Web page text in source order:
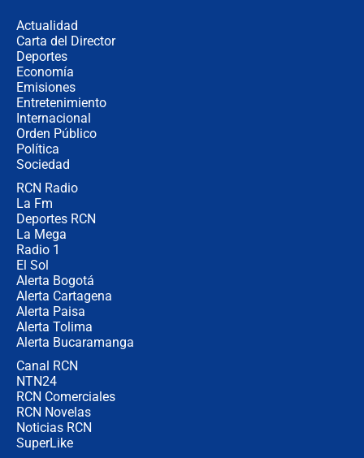
Actualidad
Carta del Director
Deportes
Economía
Emisiones
Entretenimiento
Internacional
Orden Público
Política
Sociedad
RCN Radio
La Fm
Deportes RCN
La Mega
Radio 1
El Sol
Alerta Bogotá
Alerta Cartagena
Alerta Paisa
Alerta Tolima
Alerta Bucaramanga
Canal RCN
NTN24
RCN Comerciales
RCN Novelas
Noticias RCN
SuperLike